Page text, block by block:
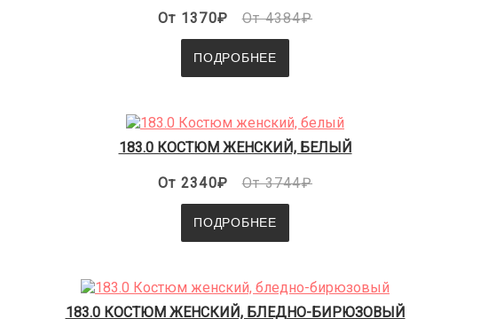
От 1370₽ От 4384₽
ПОДРОБНЕЕ
183.0 КОСТЮМ ЖЕНСКИЙ, БЕЛЫЙ
От 2340₽ От 3744₽
ПОДРОБНЕЕ
183.0 КОСТЮМ ЖЕНСКИЙ, БЛЕДНО-БИРЮЗОВЫЙ